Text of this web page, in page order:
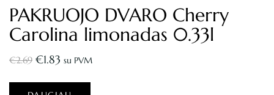
PAKRUOJO DVARO Cherry
Carolina limonadas 0.33l
€2.69 €1.83 su PVM